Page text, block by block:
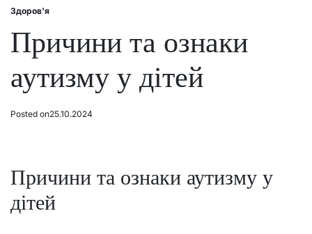
Posted
Здоров'я
Причини та ознаки
аутизму у дітей
Posted on25.10.2024
Причини та ознаки аутизму у
дітей